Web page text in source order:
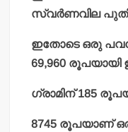
സ്വര്‍ണവില
ഇതോടെ ഒരു
69,960
ഗ്രാമിന് 185
8745 രൂപയാണ്